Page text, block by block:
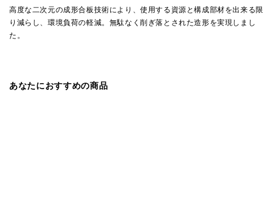
高度な二次元の成形合板技術により、使用する資源と構成部材を出来る限
り減らし、環境負荷の軽減。無駄なく削ぎ落とされた造形を実現しまし
た。
あなたにおすすめの商品